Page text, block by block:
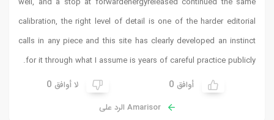
calibration, the right level of detail is one of the harder editorial
calls in any piece and this site has clearly developed an instinct
for it through what I assume is years of careful practice publicly.
أوافق 0 لا أوافق 0
Amarisor الرد على